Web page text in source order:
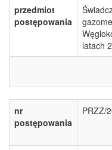
przedmiot
postępowania
latach
nr
postępowania
PRZZ/